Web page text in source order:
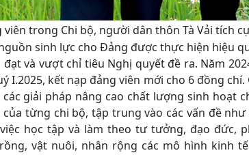
trong Chi bộ, người dân thôn Tà Vải tích
sinh lực cho Đảng được thực hiện hiệu
và vượt chỉ tiêu Nghị quyết đề ra. Năm
I.2025, kết nạp đảng viên mới cho 6 đồng chí.
giải pháp nâng cao chất lượng sinh hoạt
từng chi bộ, tập trung vào các vấn đề như
học tập và làm theo tư tưởng, đạo đức,
vật nuôi, nhân rộng các mô hình kinh